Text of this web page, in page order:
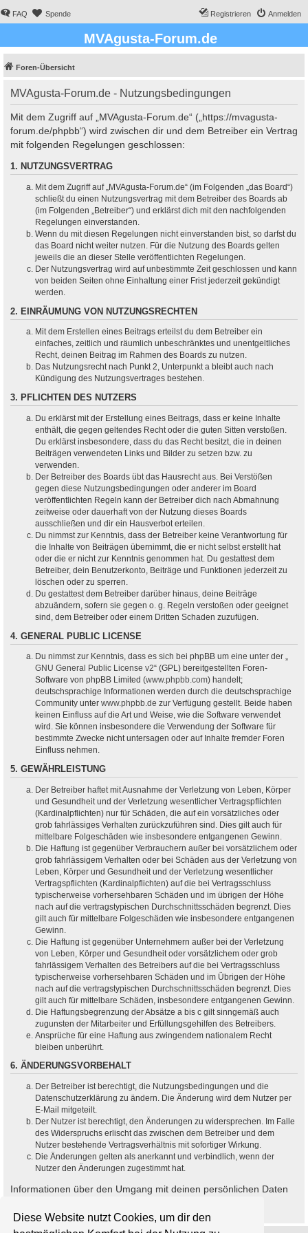
Diese Website nutzt Cookies, um dir den
FAQ Spende Anmelden
Registrieren
MVAgusta-Forum.de
Foren-Übersicht
MVAgusta-Forum.de - Nutzungsbedingungen
Mit dem Zugriff auf „MVAgusta-Forum.de“ („https://mvagusta-
forum.de/phpbb“) wird zwischen dir und dem Betreiber ein Vertrag
mit folgenden Regelungen geschlossen:
1. NUTZUNGSVERTRAG
Mit dem Zugriff auf „MVAgusta-Forum.de“ (im Folgenden „das Board“)
schließt du einen Nutzungsvertrag mit dem Betreiber des Boards ab
(im Folgenden „Betreiber“) und erklärst dich mit den nachfolgenden
Regelungen einverstanden.
Wenn du mit diesen Regelungen nicht einverstanden bist, so darfst du
das Board nicht weiter nutzen. Für die Nutzung des Boards gelten
jeweils die an dieser Stelle veröffentlichten Regelungen.
Der Nutzungsvertrag wird auf unbestimmte Zeit geschlossen und kann
von beiden Seiten ohne Einhaltung einer Frist jederzeit gekündigt
werden.
2. EINRÄUMUNG VON NUTZUNGSRECHTEN
Mit dem Erstellen eines Beitrags erteilst du dem Betreiber ein
einfaches, zeitlich und räumlich unbeschränktes und unentgeltliches
Recht, deinen Beitrag im Rahmen des Boards zu nutzen.
Das Nutzungsrecht nach Punkt 2, Unterpunkt a bleibt auch nach
Kündigung des Nutzungsvertrages bestehen.
3. PFLICHTEN DES NUTZERS
Du erklärst mit der Erstellung eines Beitrags, dass er keine Inhalte
enthält, die gegen geltendes Recht oder die guten Sitten verstoßen.
Du erklärst insbesondere, dass du das Recht besitzt, die in deinen
Beiträgen verwendeten Links und Bilder zu setzen bzw. zu
verwenden.
Der Betreiber des Boards übt das Hausrecht aus. Bei Verstößen
gegen diese Nutzungsbedingungen oder anderer im Board
veröffentlichten Regeln kann der Betreiber dich nach Abmahnung
zeitweise oder dauerhaft von der Nutzung dieses Boards
ausschließen und dir ein Hausverbot erteilen.
Du nimmst zur Kenntnis, dass der Betreiber keine Verantwortung für
die Inhalte von Beiträgen übernimmt, die er nicht selbst erstellt hat
oder die er nicht zur Kenntnis genommen hat. Du gestattest dem
Betreiber, dein Benutzerkonto, Beiträge und Funktionen jederzeit zu
löschen oder zu sperren.
Du gestattest dem Betreiber darüber hinaus, deine Beiträge
abzuändern, sofern sie gegen o. g. Regeln verstoßen oder geeignet
sind, dem Betreiber oder einem Dritten Schaden zuzufügen.
4. GENERAL PUBLIC LICENSE
Du nimmst zur Kenntnis, dass es sich bei phpBB um eine unter der „
GNU General Public License v2“ (GPL) bereitgestellten Foren-
Software von phpBB Limited (www.phpbb.com) handelt;
deutschsprachige Informationen werden durch die deutschsprachige
Community unter www.phpbb.de zur Verfügung gestellt. Beide haben
keinen Einfluss auf die Art und Weise, wie die Software verwendet
wird. Sie können insbesondere die Verwendung der Software für
bestimmte Zwecke nicht untersagen oder auf Inhalte fremder Foren
Einfluss nehmen.
5. GEWÄHRLEISTUNG
Der Betreiber haftet mit Ausnahme der Verletzung von Leben, Körper
und Gesundheit und der Verletzung wesentlicher Vertragspflichten
(Kardinalpflichten) nur für Schäden, die auf ein vorsätzliches oder
grob fahrlässiges Verhalten zurückzuführen sind. Dies gilt auch für
mittelbare Folgeschäden wie insbesondere entgangenen Gewinn.
Die Haftung ist gegenüber Verbrauchern außer bei vorsätzlichem oder
grob fahrlässigem Verhalten oder bei Schäden aus der Verletzung von
Leben, Körper und Gesundheit und der Verletzung wesentlicher
Vertragspflichten (Kardinalpflichten) auf die bei Vertragsschluss
typischerweise vorhersehbaren Schäden und im übrigen der Höhe
nach auf die vertragstypischen Durchschnittsschäden begrenzt. Dies
gilt auch für mittelbare Folgeschäden wie insbesondere entgangenen
Gewinn.
Die Haftung ist gegenüber Unternehmern außer bei der Verletzung
von Leben, Körper und Gesundheit oder vorsätzlichem oder grob
fahrlässigem Verhalten des Betreibers auf die bei Vertragsschluss
typischerweise vorhersehbaren Schäden und im Übrigen der Höhe
nach auf die vertragstypischen Durchschnittsschäden begrenzt. Dies
gilt auch für mittelbare Schäden, insbesondere entgangenen Gewinn.
Die Haftungsbegrenzung der Absätze a bis c gilt sinngemäß auch
zugunsten der Mitarbeiter und Erfüllungsgehilfen des Betreibers.
Ansprüche für eine Haftung aus zwingendem nationalem Recht
bleiben unberührt.
6. ÄNDERUNGSVORBEHALT
Der Betreiber ist berechtigt, die Nutzungsbedingungen und die
Datenschutzerklärung zu ändern. Die Änderung wird dem Nutzer per
E-Mail mitgeteilt.
Der Nutzer ist berechtigt, den Änderungen zu widersprechen. Im Falle
des Widerspruchs erlischt das zwischen dem Betreiber und dem
Nutzer bestehende Vertragsverhältnis mit sofortiger Wirkung.
Die Änderungen gelten als anerkannt und verbindlich, wenn der
Nutzer den Änderungen zugestimmt hat.
Informationen über den Umgang mit deinen persönlichen Daten